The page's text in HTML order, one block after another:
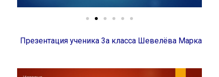
Презентация ученика 3а класса Шевелёва Марка